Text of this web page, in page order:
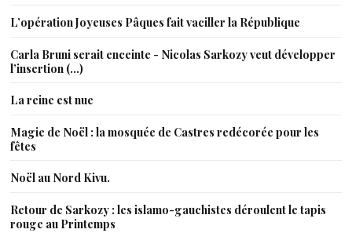
L’opération Joyeuses Pâques fait vaciller la République
Carla Bruni serait enceinte - Nicolas Sarkozy veut développer
l’insertion (…)
La reine est nue
Magie de Noël : la mosquée de Castres redécorée pour les
fêtes
Noël au Nord Kivu.
Retour de Sarkozy : les islamo-gauchistes déroulent le tapis
rouge au Printemps